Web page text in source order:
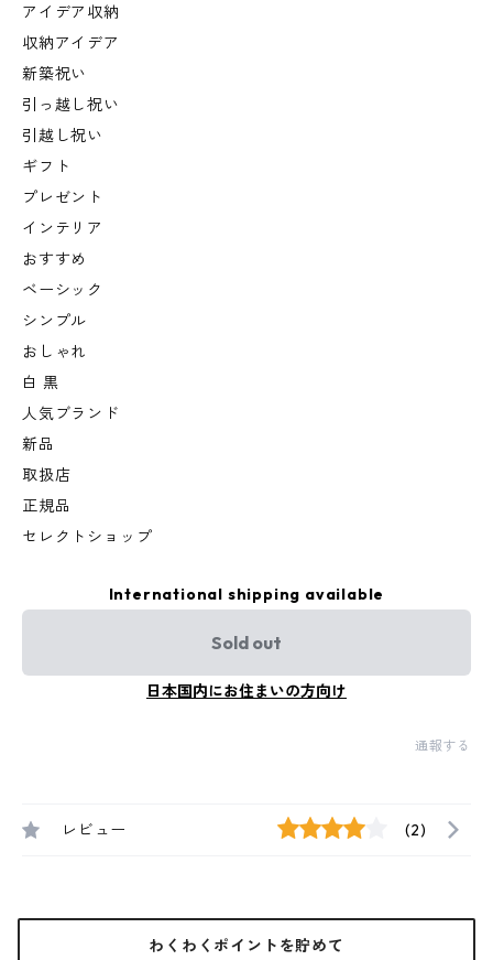
アイデア収納
収納アイデア
新築祝い
引っ越し祝い
引越し祝い
ギフト
プレゼント
インテリア
おすすめ
ベーシック
シンプル
おしゃれ
白 黒
人気ブランド
新品
取扱店
正規品
セレクトショップ
International shipping available
Sold out
日本国内にお住まいの方向け
通報する
レビュー (2)
わくわくポイントを貯めて